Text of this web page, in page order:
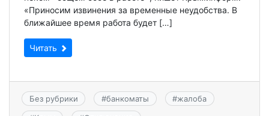
«Приносим извинения за временные неудобства. В
ближайшее время работа будет […]
Читать
Без рубрики #банкоматы #жалоба